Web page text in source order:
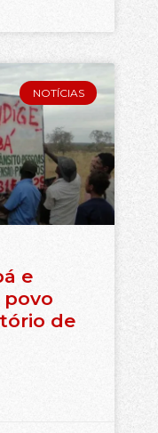
NOTÍCIAS
e
de